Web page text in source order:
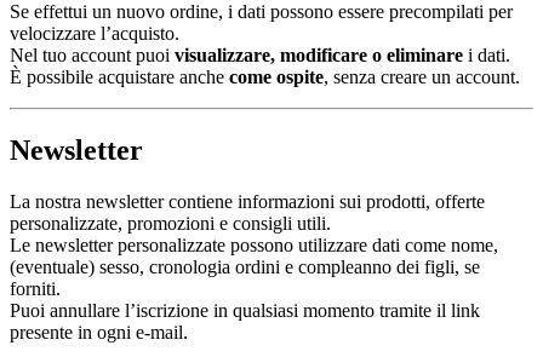
Se effettui un nuovo ordine, i dati possono essere precompilati per
velocizzare l’acquisto.
Nel tuo account puoi visualizzare, modificare o eliminare i dati.
È possibile acquistare anche come ospite, senza creare un account.
Newsletter
La nostra newsletter contiene informazioni sui prodotti, offerte
personalizzate, promozioni e consigli utili.
Le newsletter personalizzate possono utilizzare dati come nome,
(eventuale) sesso, cronologia ordini e compleanno dei figli, se
forniti.
Puoi annullare l’iscrizione in qualsiasi momento tramite il link
presente in ogni e-mail.